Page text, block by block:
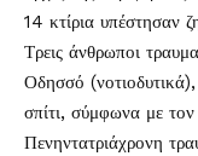
14 κτίρια υπέστησαν
Τρεις άνθρωποι
Οδησσό
σπίτι, σύμφωνα με
Πενηντατριάχρονη